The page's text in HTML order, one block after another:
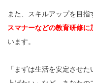
また、スキルアップを目指
スマナーなどの教育研修に
います。
「まずは生活を安定させ